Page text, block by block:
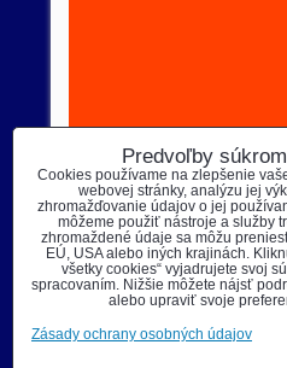
Autohifi & DJ Shop
Predvoľby
Cookies používame na zlepšenie
webovej stránky, analýzu jej
zhromažďovanie údajov o jej
môžeme použiť nástroje a služby
zhromaždené údaje sa môžu
EÚ, USA alebo iných krajinách.
všetky cookies“ vyjadrujete svoj
spracovaním. Nižšie môžete nájsť
alebo upraviť svoje
Zásady ochrany osobných údajov